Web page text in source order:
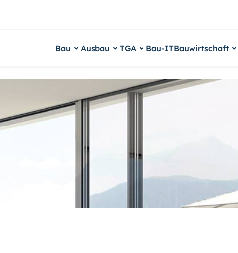
Bau Ausbau TGA Bau-ITBauwirtschaft